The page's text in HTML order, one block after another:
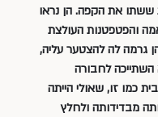
ששתו את הקפה. הן נראו
והפטפטנות העולצת
גרמה לה להצטער עליה,
לחבורה
כמו זו, שאולי הייתה
מבדידותה ולחלץ